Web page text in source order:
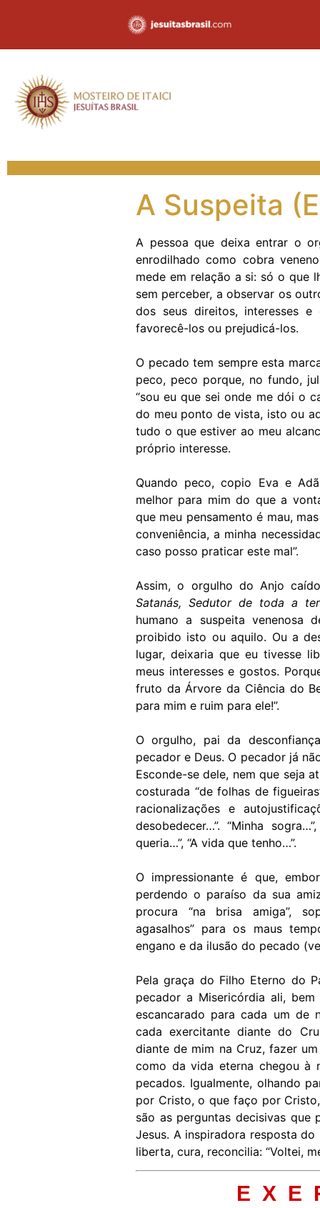
A Suspeita
A pessoa que deixa entrar o
enrodilhado como cobra
mede em relação a si: só o que
sem perceber, a observar os
dos seus direitos, interesses
favorecê-los ou prejudicá-los.
O pecado tem sempre esta
peco, peco porque, no fundo,
“sou eu que sei onde me dói o
do meu ponto de vista, isto ou
tudo o que estiver ao meu
próprio interesse.
Quando peco, copio Eva e
melhor para mim do que a
que meu pensamento é mau,
conveniência, a minha
caso posso praticar este mal”.
Assim, o orgulho do Anjo
Satanás, Sedutor de toda a
humano a suspeita venenosa
proibido isto ou aquilo. Ou a
lugar, deixaria que eu tivesse
meus interesses e gostos.
fruto da Árvore da Ciência do
para mim e ruim para ele!”.
O orgulho, pai da
pecador e Deus. O pecador já
Esconde-se dele, nem que seja
costurada “de folhas de
racionalizações e
desobedecer…”. “Minha
queria…”, “A vida que tenho…”.
O impressionante é que,
perdendo o paraíso da sua
procura “na brisa amiga”,
agasalhos” para os maus
engano e da ilusão do pecado
Pela graça do Filho Eterno do
pecador a Misericórdia ali,
escancarado para cada um de
cada exercitante diante do
diante de mim na Cruz, fazer
como da vida eterna chegou à
pecados. Igualmente, olhando
por Cristo, o que faço por
são as perguntas decisivas
Jesus. A inspiradora resposta
liberta, cura, reconcilia: “Voltei,
E X E